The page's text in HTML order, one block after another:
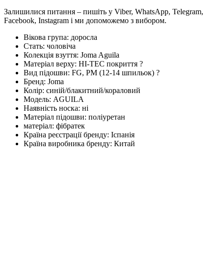
Залишилися питання – пишіть у Viber, WhatsApp, Telegram,
Facebook, Instagram і ми допоможемо з вибором.
Вікова група: доросла
Стать: чоловіча
Колекція взуття: Joma Aguila
Матеріал верху: HI-TEC покриття ?
Вид підошви: FG, PM (12-14 шпильок) ?
Бренд: Joma
Колір: синій/блакитний/кораловий
Модель: AGUILA
Наявність носка: ні
Матеріал підошви: поліуретан
матеріал: фібратек
Країна реєстрації бренду: Іспанія
Країна виробника бренду: Китай